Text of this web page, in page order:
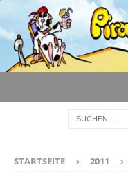
STARTSEITE 2011